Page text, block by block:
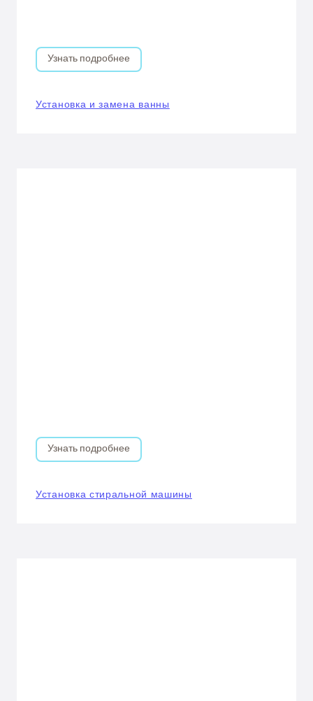
Узнать подробнее
Установка и замена ванны
Узнать подробнее
Установка стиральной машины